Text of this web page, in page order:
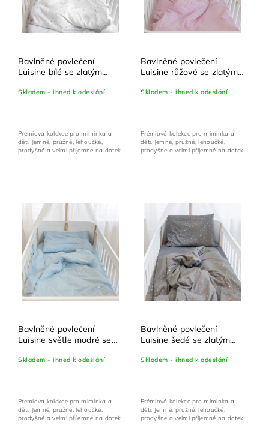
Bavlněné povlečení
Luisine bílé se zlatým
cm + 40x60 cm
Skladem - ihned k odeslání
Prémiová kolekce pro miminka a
děti. Jemné, pružné, lehoučké,
prodyšné a velmi příjemné na dotek.
Bavlněné povlečení
Luisine růžové se zlatým
cm + 40x60 cm
Skladem - ihned k odeslání
Prémiová kolekce pro miminka a
děti. Jemné, pružné, lehoučké,
prodyšné a velmi příjemné na dotek.
Bavlněné povlečení
Luisine světle modré se
100x135 cm + 40x60 cm
Skladem - ihned k odeslání
Prémiová kolekce pro miminka a
děti. Jemné, pružné, lehoučké,
prodyšné a velmi příjemné na dotek.
Bavlněné povlečení
Luisine šedé se zlatým
cm + 40x60 cm
Skladem - ihned k odeslání
Prémiová kolekce pro miminka a
děti. Jemné, pružné, lehoučké,
prodyšné a velmi příjemné na dotek.